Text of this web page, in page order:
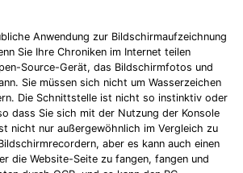
Anwendung zur Bildschirmaufzeichnung
Sie Ihre Chroniken im Internet teilen
Source-Gerät, das Bildschirmfotos und
Sie müssen sich nicht um Wasserzeichen
Die Schnittstelle ist nicht so instinktiv oder
dass Sie sich mit der Nutzung der Konsole
nicht nur außergewöhnlich im Vergleich zu
aber es kann auch einen
die Website-Seite zu fangen, fangen und